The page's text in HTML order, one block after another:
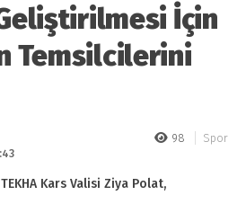
İçin
Temsilcilerini
98 Spor